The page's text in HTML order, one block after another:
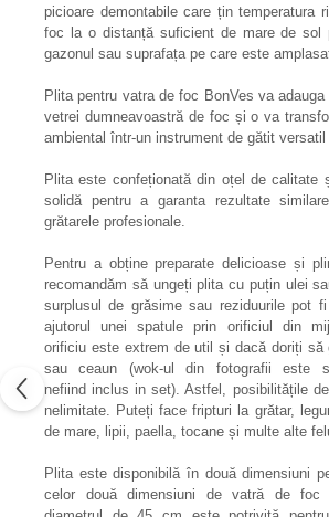
picioare demontabile care țin temperatura
foc la o distanță suficient de mare de sol
gazonul sau suprafața pe care este
Plita pentru vatra de foc BonVes va
vetrei dumneavoastră de foc și o va
ambiental într-un instrument de gătit
Plita este confeționată din oțel de calitate
solidă pentru a garanta rezultate
grătarele profesionale.
Pentru a obține preparate delicioase și
recomandăm să ungeți plita cu puțin ulei
surplusul de grăsime sau reziduurile pot
ajutorul unei spatule prin orificiul din
orificiu este extrem de util și dacă doriți să
sau ceaun (wok-ul din fotografii este
nefiind inclus in set). Astfel, posibilitățile
nelimitate. Puteți face fripturi la grătar,
de mare, lipii, paella, tocane și multe alte
Plita este disponibilă în două dimensiuni
celor două dimensiuni de vatră de foc